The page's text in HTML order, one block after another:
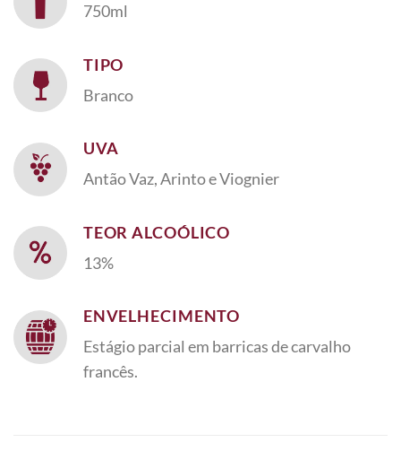
750ml
TIPO
Branco
UVA
Antão Vaz, Arinto e Viognier
TEOR ALCOÓLICO
13%
ENVELHECIMENTO
Estágio parcial em barricas de carvalho
francês.